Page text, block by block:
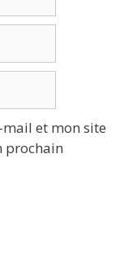
et mon site
prochain